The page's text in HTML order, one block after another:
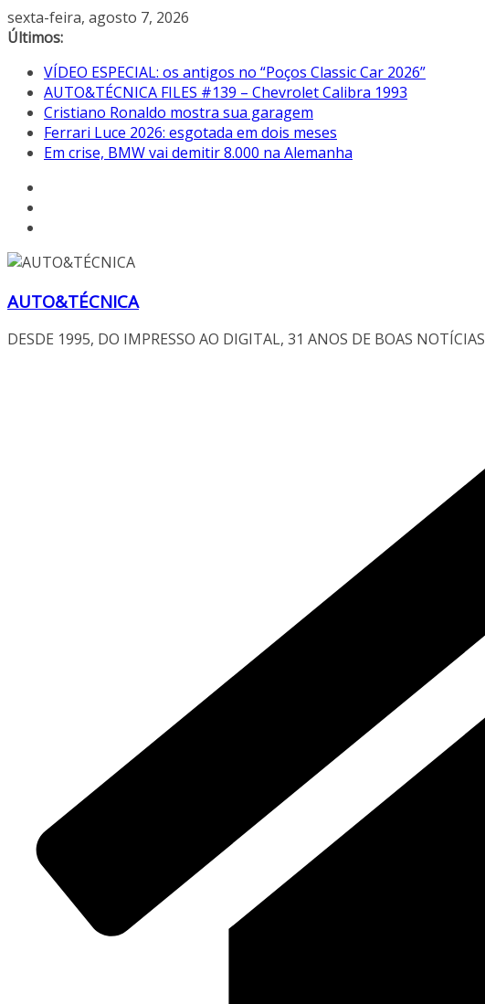
Pular
para
conteúdo
sexta-feira, agosto 7, 2026
Últimos:
VÍDEO ESPECIAL: os antigos no “Poços Classic Car 2026”
AUTO&TÉCNICA FILES #139 – Chevrolet Calibra 1993
Cristiano Ronaldo mostra sua garagem
Ferrari Luce 2026: esgotada em dois meses
Em crise, BMW vai demitir 8.000 na Alemanha
AUTO&TÉCNICA
DESDE 1995, DO IMPRESSO AO DIGITAL, 31 ANOS DE BOAS NOTÍCIAS